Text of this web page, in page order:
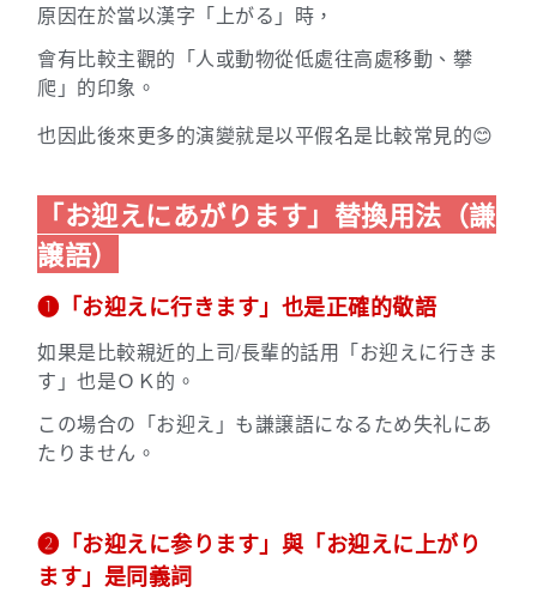
原因在於當以漢字 「上がる」時，
會有比較主觀的「人或動物從低處往高處移動、攀
爬」的印象。
也因此後來更多的演變就是以平假名是比較常見的😊
「お迎えにあがります」替換用法（謙
譲語）
➊「お迎えに行きます」也是正確的敬語
如果是比較親近的上司/長輩的話用「お迎えに行きま
す」也是ＯＫ的。
この場合の「お迎え」も謙譲語になるため失礼にあ
たりません。
➋「お迎えに参ります」與「お迎えに上がり
ます」是同義詞